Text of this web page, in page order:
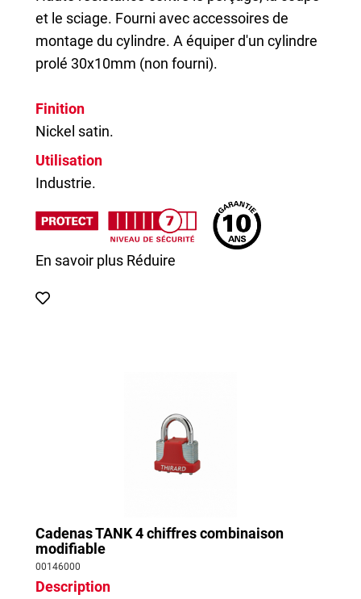
et le sciage. Fourni avec accessoires de
montage du cylindre. A équiper d'un cylindre
prolé 30x10mm (non fourni).
Finition
Nickel satin.
Utilisation
Industrie.
En savoir plus Réduire
Cadenas TANK 4 chiffres combinaison
modifiable
00146000
Description